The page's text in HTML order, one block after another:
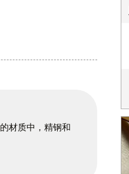
材质中，精钢和